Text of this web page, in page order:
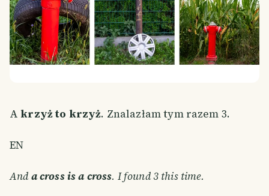
A krzyż to krzyż. Znalazłam tym razem 3.
EN
Anda cross is a cross. I found 3 this time.